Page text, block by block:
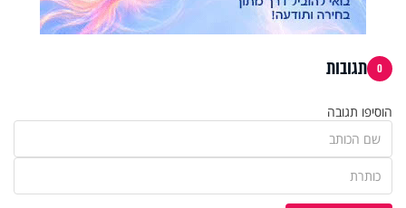
0 תגובות
הוסיפו תגובה